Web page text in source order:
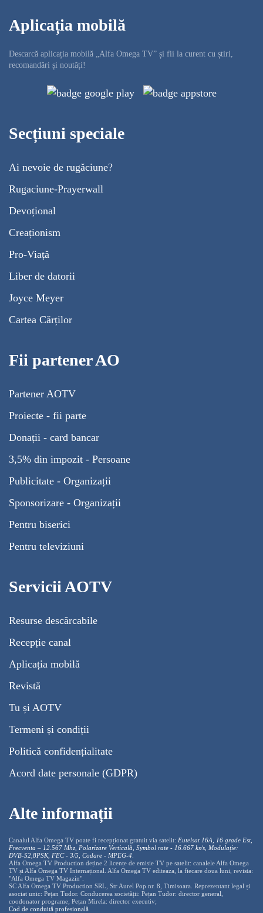
Aplicația mobilă
Descarcă aplicația mobilă „Alfa Omega TV” și fii la curent cu știri,
recomandări și noutăți!
Secțiuni speciale
Ai nevoie de rugăciune?
Rugaciune-Prayerwall
Devoțional
Creaționism
Pro-Viață
Liber de datorii
Joyce Meyer
Cartea Cărților
Fii partener AO
Partener AOTV
Proiecte - fii parte
Donații - card bancar
3,5% din impozit - Persoane
Publicitate - Organizații
Sponsorizare - Organizații
Pentru biserici
Pentru televiziuni
Servicii AOTV
Resurse descărcabile
Recepție canal
Aplicația mobilă
Revistă
Tu și AOTV
Termeni și condiții
Politică confidențialitate
Acord date personale (GDPR)
Alte informații
Canalul Alfa Omega TV poate fi recepționat gratuit via satelit: Eutelsat 16A, 16 grade Est,
Frecventa – 12.567 Mhz, Polarizare Verticală, Symbol rate - 16.667 ks/s, Modulație:
DVB-S2,8PSK, FEC - 3/5, Codare - MPEG-4
Alfa Omega TV Production deține 2 licențe de emisie TV pe satelit: canalele Alfa Omega
TV și Alfa Omega TV Internațional. Alfa Omega TV editeaza, la fiecare doua luni, revista:
"Alfa Omega TV Magazin".
SC Alfa Omega TV Production SRL, Str Aurel Pop nr. 8, Timisoara. Reprezentant legal și
asociat unic: Pețan Tudor. Conducerea societății: Pețan Tudor: director general,
coodonator programe; Pețan Mirela: director executiv;
Cod de conduită profesională